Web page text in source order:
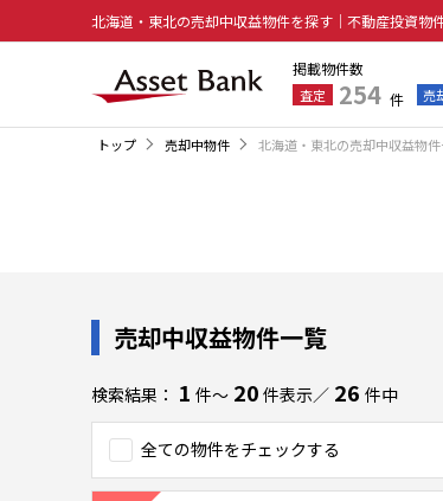
北海道・東北の売却中収益物件を探す｜不動産投資物
掲載物件数
査定 254 件 売
トップ 売却中物件 北海道・東北の売却中収益物
売却中収益物件一覧
検索結果： 1 件〜 20 件表示／ 26 件中
全ての物件をチェックする